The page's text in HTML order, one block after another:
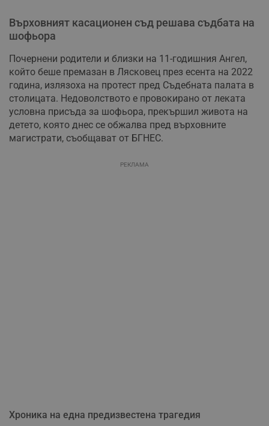
Върховният касационен съд решава съдбата на
шофьора
Почернени родители и близки на 11-годишния Ангел,
който беше премазан в Лясковец през есента на 2022
година, излязоха на протест пред Съдебната палата в
столицата. Недоволството е провокирано от леката
условна присъда за шофьора, прекършил живота на
детето, която днес се обжалва пред върховните
магистрати, съобщават от БГНЕС.
РЕКЛАМА
Хроника на една предизвестена трагедия